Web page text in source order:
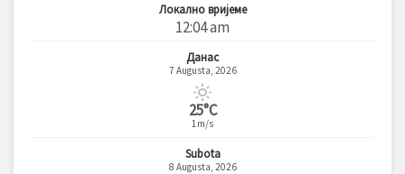
Локално вријеме
12:04 am
Данас
7 Augusta, 2026
25°C
1m/s
Subota
8 Augusta, 2026